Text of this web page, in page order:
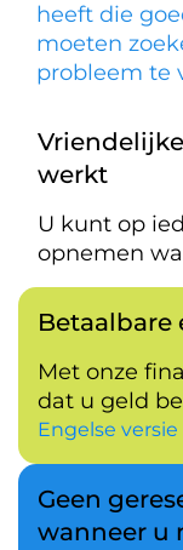
heeft die
moeten
probleem te
werkt
U kunt op
opnemen
Betaalbare
Met onze
dat u geld
Engelse versie
Geen
wanneer u